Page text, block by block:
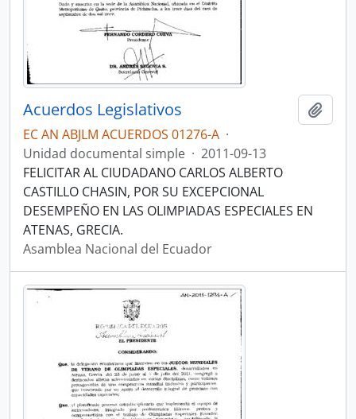
Acuerdos Legislativos
EC AN ABJLM ACUERDOS 01276-A ·
Unidad documental simple · 2011-09-13
FELICITAR AL CIUDADANO CARLOS ALBERTO
CASTILLO CHASIN, POR SU EXCEPCIONAL
DESEMPEÑO EN LAS OLIMPIADAS ESPECIALES EN
ATENAS, GRECIA.
Asamblea Nacional del Ecuador